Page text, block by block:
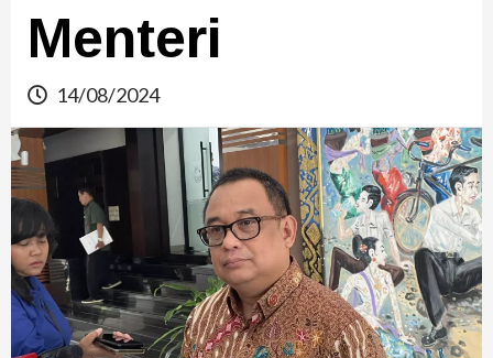
Menteri
14/08/2024